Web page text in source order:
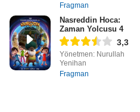
Fragman
Nasreddin Hoca:
Zaman Yolcusu 4
3,3
Yönetmen: Nurullah
Yenihan
Fragman